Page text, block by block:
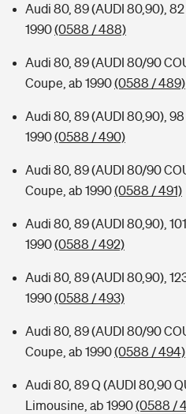
Audi 80, 89 (AUDI 80,90),
1990(0588 / 488)
Audi 80, 89 (AUDI 80/90
Coupe, ab 1990(0588 / 489)
Audi 80, 89 (AUDI 80,90),
1990(0588 / 490)
Audi 80, 89 (AUDI 80/90
Coupe, ab 1990(0588 / 491)
Audi 80, 89 (AUDI 80,90),
1990(0588 / 492)
Audi 80, 89 (AUDI 80,90),
1990(0588 / 493)
Audi 80, 89 (AUDI 80/90
Coupe, ab 1990(0588 / 494)
Audi 80, 89 Q (AUDI 80,90
Limousine, ab 1990(0588 /